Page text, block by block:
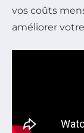
vos coûts
améliorer